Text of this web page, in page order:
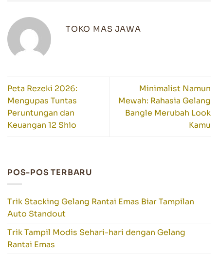
TOKO MAS JAWA
Peta Rezeki 2026:
Mengupas Tuntas
Peruntungan dan
Keuangan 12 Shio
Minimalist Namun
Mewah: Rahasia Gelang
Bangle Merubah Look
Kamu
POS-POS TERBARU
Trik Stacking Gelang Rantai Emas Biar Tampilan
Auto Standout
Trik Tampil Modis Sehari-hari dengan Gelang
Rantai Emas